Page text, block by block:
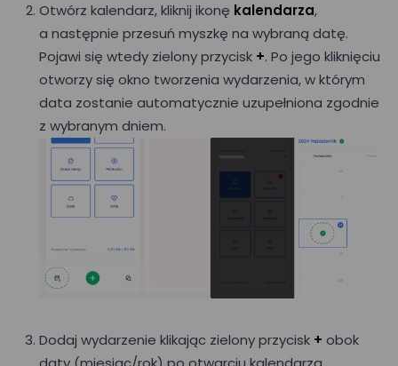
Otwórz kalendarz, kliknij ikonę kalendarza,
a następnie przesuń myszkę na wybraną datę.
Pojawi się wtedy zielony przycisk +. Po jego kliknięciu
otworzy się okno tworzenia wydarzenia, w którym
data zostanie automatycznie uzupełniona zgodnie
z wybranym dniem.
Dodaj wydarzenie klikając zielony przycisk + obok